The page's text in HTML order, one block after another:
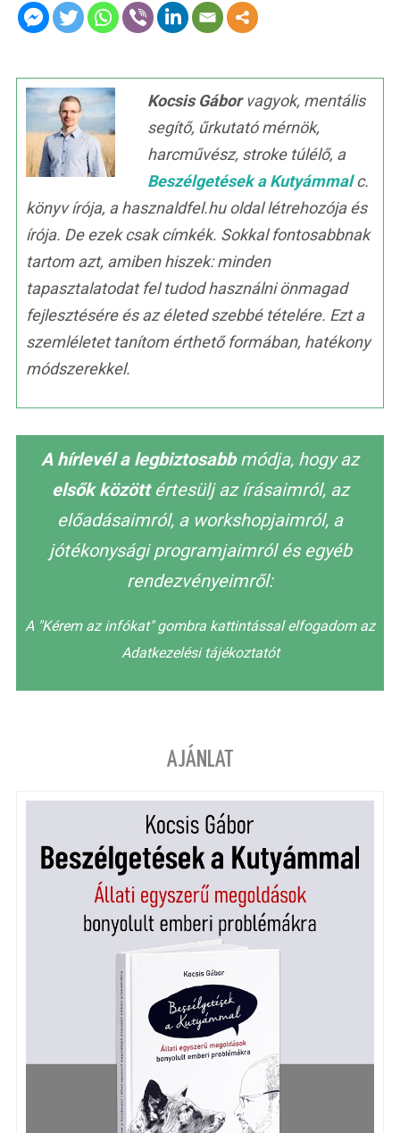
Kocsis Gáborvagyok, mentális
segítő, űrkutató mérnök,
harcművész, stroke túlélő, a
Beszélgetések a Kutyámmalc.
könyv írója, a hasznaldfel.hu oldal létrehozója és
írója. De ezek csak címkék. Sokkal fontosabbnak
tartom azt, amiben hiszek: minden
tapasztalatodat fel tudod használni önmagad
fejlesztésére és az életed szebbé tételére. Ezt a
szemléletet tanítom érthető formában, hatékony
módszerekkel.
A hírlevél a legbiztosabbmódja, hogy az
elsők közöttértesülj az írásaimról, az
előadásaimról, a workshopjaimról, a
jótékonysági programjaimról és egyéb
rendezvényeimről:
A "Kérem az infókat" gombra kattintással elfogadom az
Adatkezelési tájékoztatót
AJÁNLAT